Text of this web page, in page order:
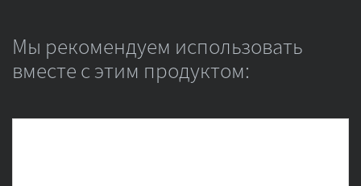
Мы рекомендуем использовать
вместе с этим продуктом: